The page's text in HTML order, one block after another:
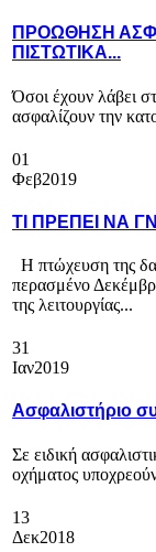
ΠΡΟΩΘΗΣΗ
ΠΙΣΤΩΤΙΚΑ...
Όσοι έχουν λάβει
ασφαλίζουν την
01
Φεβ2019
ΤΙ ΠΡΕΠΕΙ ΝΑ
Η πτώχευση της
περασμένο
της λειτουργίας...
31
Ιαν2019
Ασφαλιστήριο
Σε ειδική
οχήματος
13
Δεκ2018